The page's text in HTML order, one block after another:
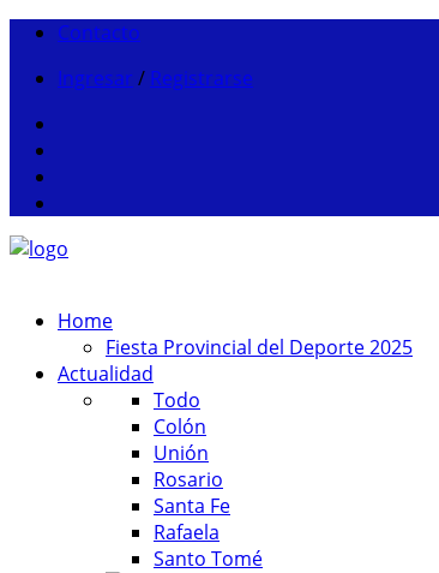
Contacto
Ingresar / Registrarse
Home
Fiesta Provincial del Deporte 2025
Actualidad
Todo
Colón
Unión
Rosario
Santa Fe
Rafaela
Santo Tomé